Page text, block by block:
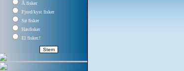
Å fisker
Fjord/kyst fisker
Sø fisker
Havfisker
El fisker.!